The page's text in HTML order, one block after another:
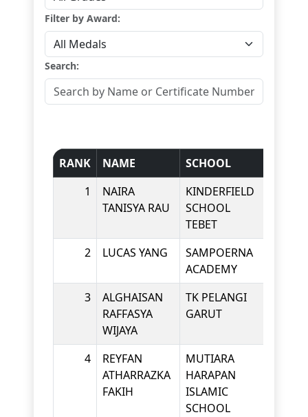
Filter by Award:
Search:
RANK NAME SCHOOL
1
NAIRA
TANISYA RAU
KINDERFIELD
SCHOOL
TEBET
2 LUCAS YANG
SAMPOERNA
ACADEMY
3
ALGHAISAN
RAFFASYA
WIJAYA
TK PELANGI
GARUT
4
REYFAN
ATHARRAZKA
FAKIH
MUTIARA
HARAPAN
ISLAMIC
SCHOOL